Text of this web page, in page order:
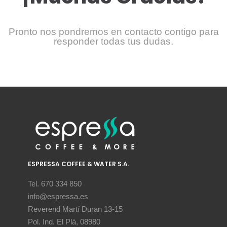
Pronto nos pondremos en contacto contigo para
responder todas tus dudas.
ESPRESSA COFFEE & WATER S.A.
Tel. 670 334 850
info@espressa.es
Reverend Martí Duran 13-15
Pol. Ind. El Plà, 08980